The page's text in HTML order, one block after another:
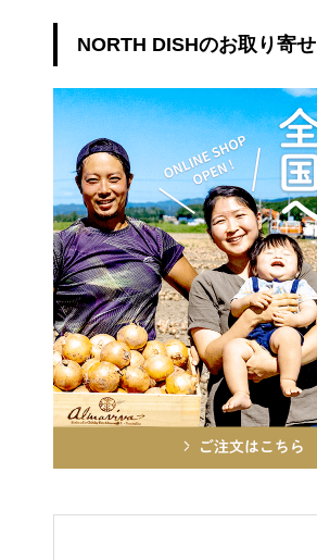
NORTH DISHのお取り寄せ